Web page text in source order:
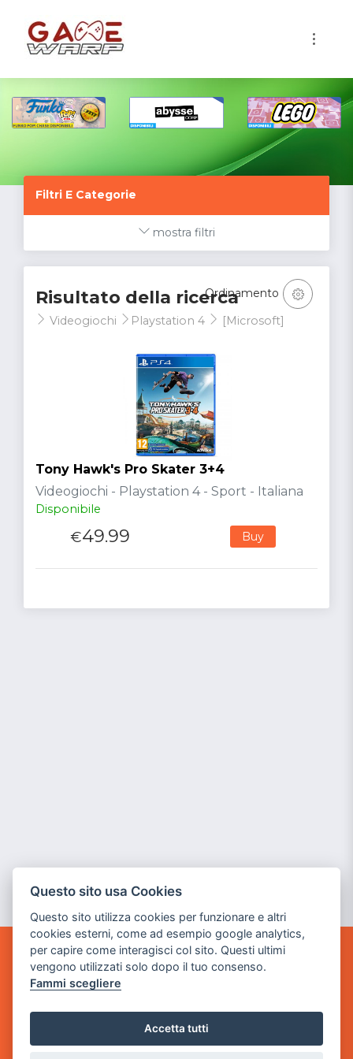
Filtri E Categorie
mostra filtri
Risultato della ricerca
Videogiochi Playstation 4 [Microsoft]
Ordinamento
Tony Hawk's Pro Skater 3+4
Videogiochi - Playstation 4 - Sport - Italiana
Disponibile
€49.99 Buy
GAME WARP
BY POWER GAME SRL
Sede Legale
via Villaggio dei Platani, 3
- 25014 Castenedolo, Brescia
Questo sito usa Cookies
Questo sito utilizza cookies per funzionare e altri
cookies esterni, come ad esempio google analytics,
per capire come interagisci col sito. Questi ultimi
vengono utilizzati solo dopo il tuo consenso.
Fammi scegliere
Accetta tutti